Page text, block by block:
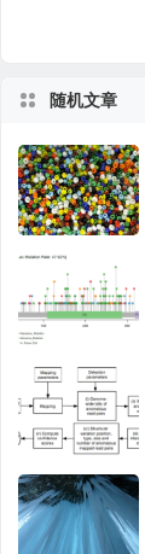
随机文章